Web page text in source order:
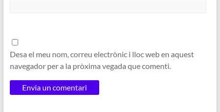
Desa el meu nom, correu electrònic i lloc web en aquest
navegador per a la pròxima vegada que comenti.